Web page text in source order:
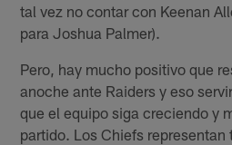
tal vez no contar con Keenan
para Joshua Palmer).
Pero, hay mucho positivo que
anoche ante Raiders y eso
que el equipo siga creciendo y
partido. Los Chiefs representan